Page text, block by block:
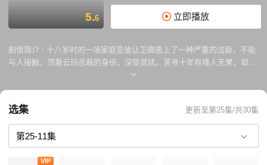
5.6 立即播放
剧情简介 : 十八岁时的一场家庭变故让卫卿患上了一种严重的洁癖，不能
与人接触，顶着云玛总裁的身份，深受其扰。苦寻十年有缘人无果，却在
二十八岁时的一场意外醉酒与十九岁的美术生周是相遇，接触再接触，竟
也因卫卿的鼓励放下了无望的单恋，重新找回了新的人生目标。而周是身
边的两位姐妹，也释义了学霸与学神的高智商恋爱法则，活力女神与艺术
鬼才的欢喜冤家式相处，纷纷收获各自的爱情。周是和卫卿经历各自的成
长之后再度相遇，最终有情人终成眷属。
选集 更新至第25集/共30集
VIP